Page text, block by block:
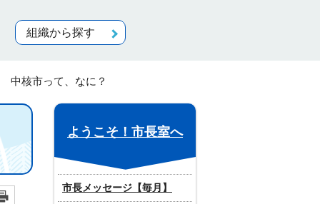
組織から探す
中核市って、なに？
ようこそ！市長室へ
市長メッセージ【毎月】